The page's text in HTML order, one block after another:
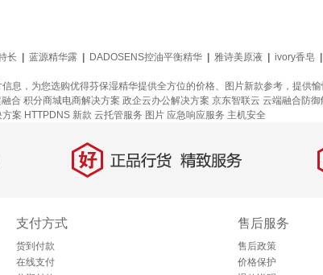
长 蓝源精华露 DADOSENS控油平衡精华 雅诗美原液 ivory香皂
，为您选购优得芬保湿精华提供全方位的价格、图片新款参考，提供愉
合 积分商城电商解决方案 政企云办公解决方案 京东智联云 云端融合防御
案 HTTPDNS 新款 云托管服务 图片 应急响应服务 主机安全
好 正品行货，精致服务
支付方式
货到付款
在线支付
售后服务
售后政策
价格保护